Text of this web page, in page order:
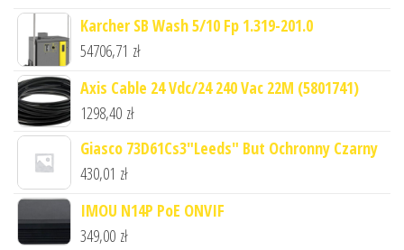
Karcher SB Wash 5/10 Fp 1.319-201.0
54706,71 zł
Axis Cable 24 Vdc/24 240 Vac 22M (5801741)
1298,40 zł
Giasco 73D61Cs3"Leeds" But Ochronny Czarny
430,01 zł
IMOU N14P PoE ONVIF
349,00 zł